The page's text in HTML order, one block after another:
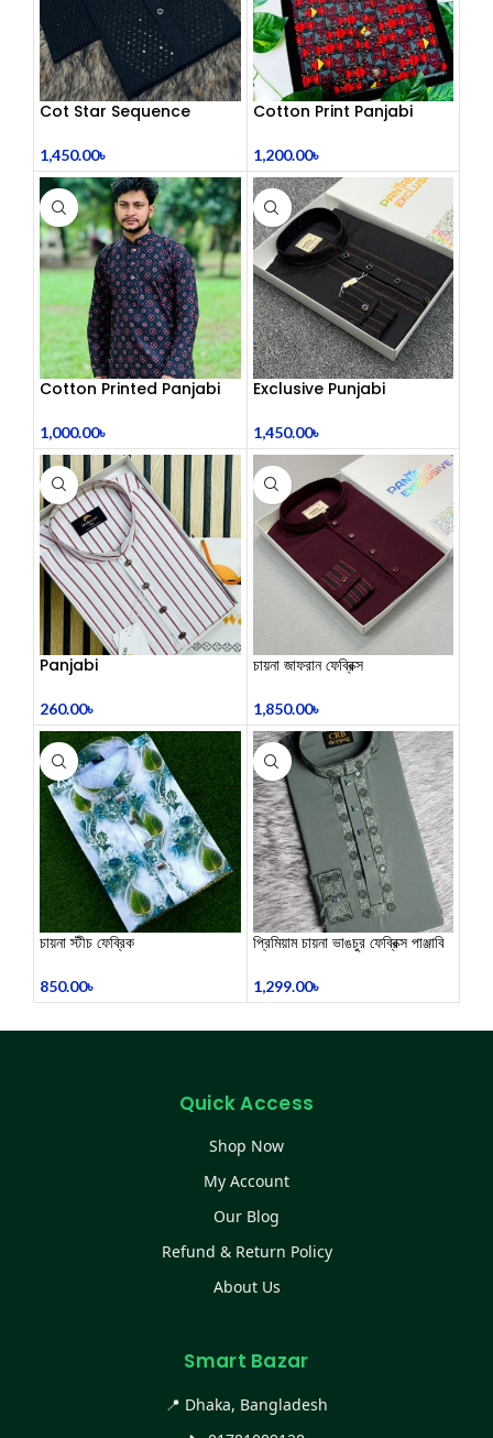
Cot Star Sequence
1,450.00৳
Cotton Print Panjabi
1,200.00৳
Cotton Printed Panjabi
1,000.00৳
Exclusive Punjabi
1,450.00৳
Panjabi
260.00৳
চায়না জাফরান ফেব্রিক্স
1,850.00৳
চায়না স্টীচ ফেব্রিক
850.00৳
​প্রিমিয়াম চায়না ভাঙচুর ফেব্রিক্স পাঞ্জাবি
1,299.00৳
Quick Access
Shop Now
My Account
Our Blog
Refund & Return Policy
About Us
Smart Bazar
📍 Dhaka, Bangladesh